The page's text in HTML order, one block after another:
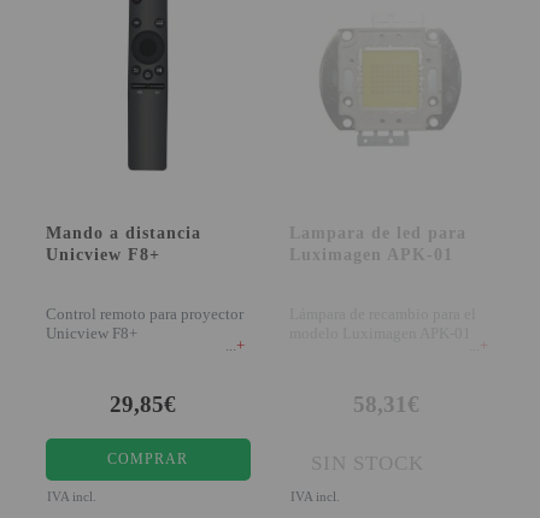
Mando a distancia
Unicview F8+
Control remoto para proyector
Unicview F8+
+
29,85€
COMPRAR
IVA incl.
Lampara de led para
Luximagen APK-01
+
58,31€
SIN STOCK
IVA incl.